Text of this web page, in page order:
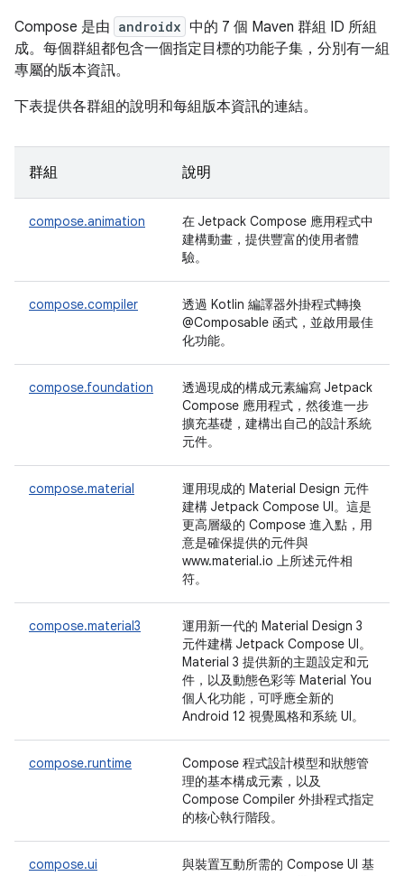
Compose 是由 androidx 中的 7 個 Maven 群組 ID 所組
成。每個群組都包含一個指定目標的功能子集，分別有一組
專屬的版本資訊。
下表提供各群組的說明和每組版本資訊的連結。
群組 說明
compose.animation
在 Jetpack Compose 應用程式中
建構動畫，提供豐富的使用者體
驗。
compose.compiler
透過 Kotlin 編譯器外掛程式轉換
@Composable 函式，並啟用最佳
化功能。
compose.foundation
透過現成的構成元素編寫 Jetpack
Compose 應用程式，然後進一步
擴充基礎，建構出自己的設計系統
元件。
compose.material
運用現成的 Material Design 元件
建構 Jetpack Compose UI。這是
更高層級的 Compose 進入點，用
意是確保提供的元件與
www.material.io 上所述元件相
符。
compose.material3
運用新一代的 Material Design 3
元件建構 Jetpack Compose UI。
Material 3 提供新的主題設定和元
件，以及動態色彩等 Material You
個人化功能，可呼應全新的
Android 12 視覺風格和系統 UI。
compose.runtime
Compose 程式設計模型和狀態管
理的基本構成元素，以及
Compose Compiler 外掛程式指定
的核心執行階段。
compose.ui
與裝置互動所需的 Compose UI 基